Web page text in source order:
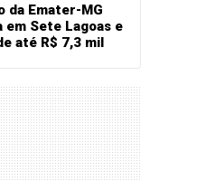
da Emater-MG
em Sete Lagoas e
até R$ 7,3 mil